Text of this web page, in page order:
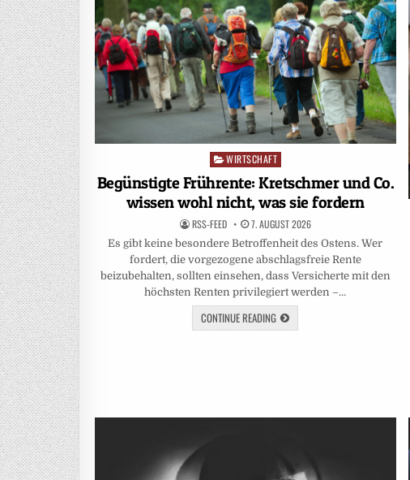
Posted
in
WIRTSCHAFT
Begünstigte Frührente: Kretschmer und Co.
wissen wohl nicht, was sie fordern
RSS-FEED 7. AUGUST 2026
Es gibt keine besondere Betroffenheit des Ostens. Wer
fordert, die vorgezogene abschlagsfreie Rente
beizubehalten, sollten einsehen, dass Versicherte mit den
höchsten Renten privilegiert werden –…
CONTINUE READING